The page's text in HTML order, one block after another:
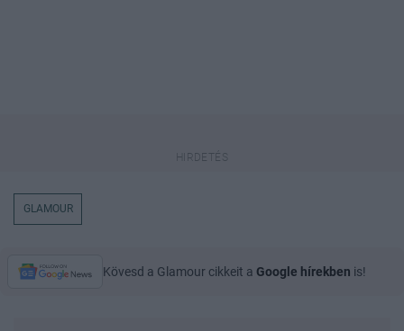
GLAMOUR
Kövesd a Glamour cikkeit a Google hírekben is!